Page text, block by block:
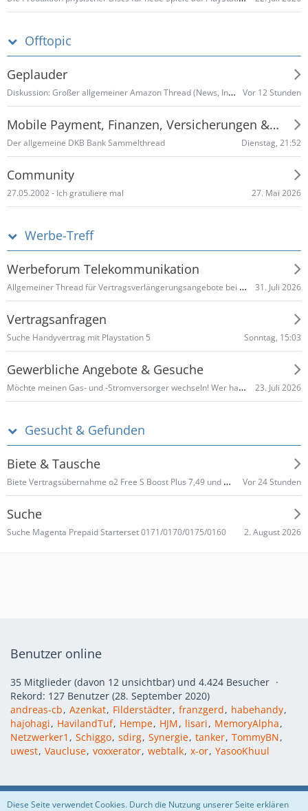
Offtopic
Geplauder
Diskussion: Großer allgemeiner Amazon Thread (News, Infos, Schnäppchen, allgemein etc.) Teil 2 Vor 12 Stunden
Mobile Payment, Finanzen, Versicherungen & Co
Der allgemeine DKB Bank Sammelthread Dienstag, 21:52
Community
27.05.2002 - Ich gratuliere mal 27. Mai 2026
Werbe-Treff
Werbeforum Telekommunikation
Allgemeiner Thread für Vertragsverlängerungsangebote bei Telefónica o2 31. Juli 2026
Vertragsanfragen
Suche Handyvertrag mit Playstation 5 Sonntag, 15:03
Gewerbliche Angebote & Gesuche
Möchte meinen Gas- und -Stromversorger wechseln! Wer hat gute Angebote und Provision 23. Juli 2026
Gesucht & Gefunden
Biete & Tausche
Biete Vertragsübernahme o2 Free S Boost Plus 7,49 und Go Mobile S mit erhöhtem Datenvolumen Vor 24 Stunden
Suche
Suche Magenta Prepaid Starterset 0171/0170/0175/0160 2. August 2026
Benutzer online
35 Mitglieder (davon 12 unsichtbar) und 4.424 Besucher
Rekord: 127 Benutzer (28. September 2020)
andreas-cb Azenkat Filderstädter franzgerd
habehandy
hajohagi
HavilandTuf Hempe HJM lisari
MemoryAlpha
Netzwerker1
Schiggo sdirg Synergie tanker TommyBN
uwest Vaucluse voxxerator webtalk x-or YasooKhuul
Regeln Datenschutzerklärung Impressum
Diese Seite verwendet Cookies. Durch die Nutzung unserer Seite erklären